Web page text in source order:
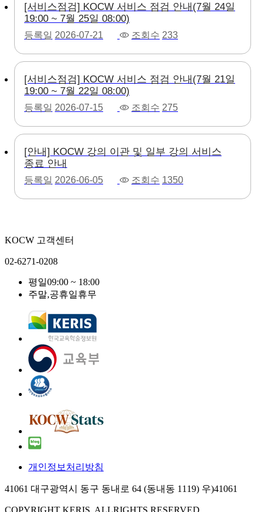
[서비스점검] KOCW 서비스 점검 안내(7월 24일
19:00 ~ 7월 25일 08:00)
등록일 2026-07-21 조회수 233
[서비스점검] KOCW 서비스 점검 안내(7월 21일
19:00 ~ 7월 22일 08:00)
등록일 2026-07-15 조회수 275
[안내] KOCW 강의 이관 및 일부 강의 서비스
종료 안내
등록일 2026-06-05 조회수 1350
KOCW 고객센터
02-6271-0208
평일09:00 ~ 18:00
주말,공휴일휴무
개인정보처리방침
41061 대구광역시 동구 동내로 64 (동내동 1119) 우)41061
COPYRIGHT KERIS. ALLRIGHTS RESERVED